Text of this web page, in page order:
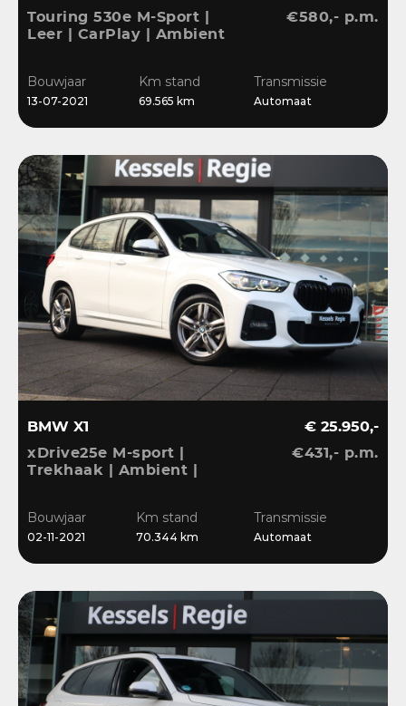
Touring 530e M-Sport |
Leer | CarPlay | Ambient
€580,- p.m.
Bouwjaar
13-07-2021
Km stand
69.565 km
Transmissie
Automaat
BMW X1
xDrive25e M-sport |
Trekhaak | Ambient |
€ 25.950,-
€431,- p.m.
Bouwjaar
02-11-2021
Km stand
70.344 km
Transmissie
Automaat